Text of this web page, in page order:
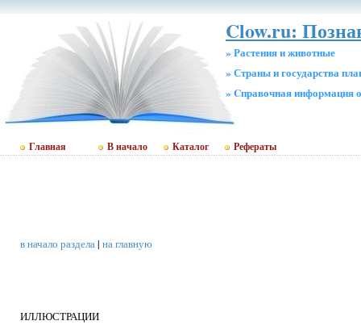
Clow.ru:
» Растения и животные
» Страны и государства
» Cправочная информация
Главная В начало Каталог Рефераты
в начало раздела| на главную
ИЛЛЮСТРАЦИИ